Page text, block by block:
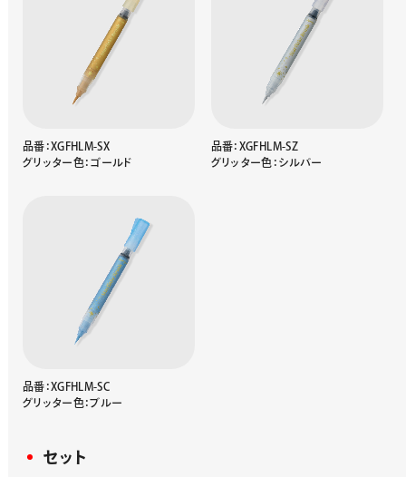
品番：XGFHLM-SX
グリッター色：ゴールド
品番：XGFHLM-SZ
グリッター色：シルバー
品番：XGFHLM-SC
グリッター色：ブルー
セット